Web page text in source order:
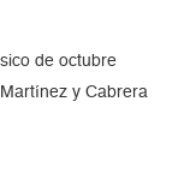
de octubre
y Cabrera